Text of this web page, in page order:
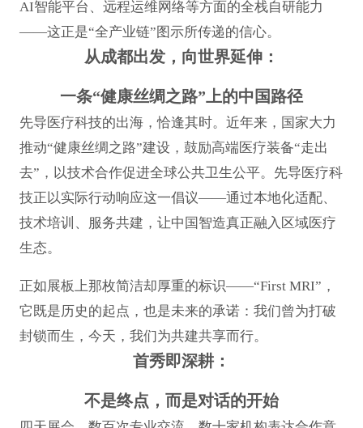
AI智能平台、远程运维网络等方面的全栈自研能力
——这正是“全产业链”图示所传递的信心。
从成都出发，向世界延伸：
一条“健康丝绸之路”上的中国路径
先导医疗科技的出海，恰逢其时。近年来，国家大力
推动“健康丝绸之路”建设，鼓励高端医疗装备“走出
去”，以技术合作促进全球公共卫生公平。先导医疗科
技正以实际行动响应这一倡议——通过本地化适配、
技术培训、服务共建，让中国智造真正融入区域医疗
生态。
正如展板上那枚简洁却厚重的标识——“First MRI”，
它既是历史的起点，也是未来的承诺：我们曾为打破
封锁而生，今天，我们为共建共享而行。
首秀即深耕：
不是终点，而是对话的开始